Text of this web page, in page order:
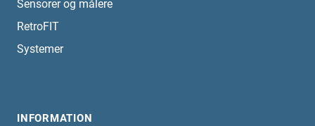
Sensorer og målere
RetroFIT
Systemer
INFORMATION